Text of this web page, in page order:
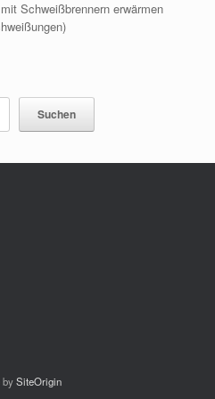
Schweißbrennern erwärmen
Suchen
bySiteOrigin